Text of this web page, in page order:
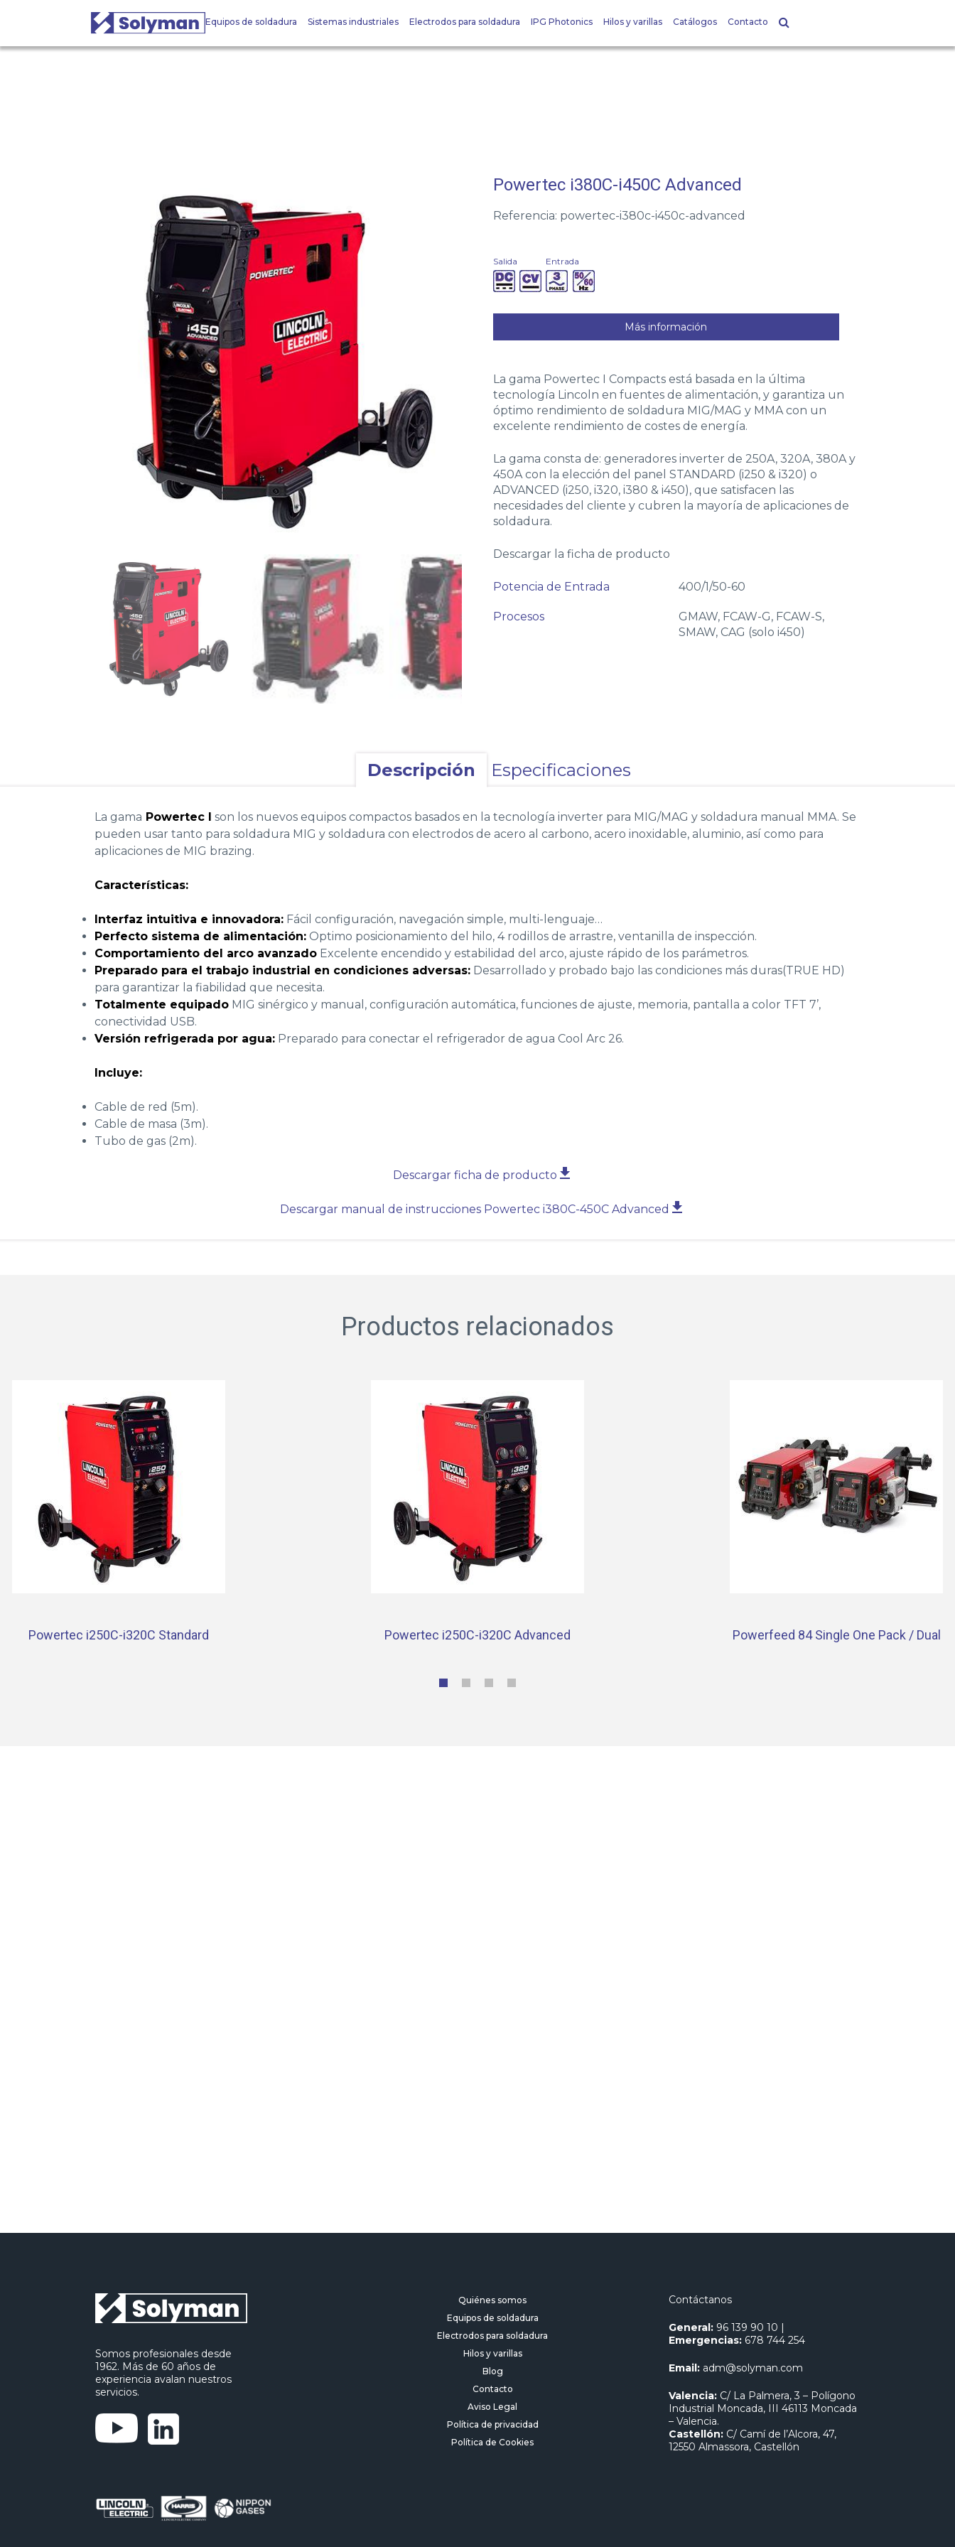
Equipos de soldadura Sistemas industriales Electrodos para soldadura IPG Photonics Hilos y varillas Catálogos Contacto
Referencia: powertec-i380c-i450c-advanced
Salida Entrada
La gama Powertec I Compacts está basada en la última
tecnología Lincoln en fuentes de alimentación, y garantiza un
óptimo rendimiento de soldadura MIG/MAG y MMA con un
excelente rendimiento de costes de energía.
La gama consta de: generadores inverter de 250A, 320A, 380A y
450A con la elección del panel STANDARD (i250 & i320) o
ADVANCED (i250, i320, i380 & i450), que satisfacen las
necesidades del cliente y cubren la mayoría de aplicaciones de
soldadura.
Descargar la ficha de producto
Potencia de Entrada 400/1/50-60
Procesos
GMAW, FCAW-G, FCAW-S,
SMAW, CAG (solo i450)
Más información
Powertec i380C-i450C Advanced
Descripción Especificaciones
La gama Powertec I
son los nuevos equipos compactos basados en la tecnología inverter para MIG/MAG y soldadura manual MMA. Se
pueden usar tanto para soldadura MIG y soldadura con electrodos de acero al carbono, acero inoxidable, aluminio, así como para
aplicaciones de MIG brazing.
Características:
Interfaz intuitiva e innovadora: Fácil configuración, navegación simple, multi-lenguaje…
Perfecto sistema de alimentación: Optimo posicionamiento del hilo, 4 rodillos de arrastre, ventanilla de inspección.
Comportamiento del arco avanzado Excelente encendido y estabilidad del arco, ajuste rápido de los parámetros.
Preparado para el trabajo industrial en condiciones adversas: Desarrollado y probado bajo las condiciones más duras(TRUE HD)
para garantizar la fiabilidad que necesita.
Totalmente equipado MIG sinérgico y manual, configuración automática, funciones de ajuste, memoria, pantalla a color TFT 7’,
conectividad USB.
Versión refrigerada por agua: Preparado para conectar el refrigerador de agua Cool Arc 26.
Incluye:
Cable de red (5m).
Cable de masa (3m).
Tubo de gas (2m).
Descargar ficha de producto
Descargar manual de instrucciones Powertec i380C-450C Advanced
Productos relacionados
Powertec i250C-i320C Standard Powertec i250C-i320C Advanced Powerfeed 84 Single One Pack / Dual
Somos profesionales desde
1962. Más de 60 años de
experiencia avalan nuestros
servicios.
Quiénes somos
Equipos de soldadura
Electrodos para soldadura
Hilos y varillas
Blog
Contacto
Aviso Legal
Política de privacidad
Política de Cookies
Contáctanos
General: 96 139 90 10 |
Emergencias: 678 744 254
Email: adm@solyman.com
Valencia:C/ La Palmera, 3 – Polígono
Industrial Moncada, III 46113 Moncada
– Valencia.
Castellón:C/ Camí de l’Alcora, 47,
12550 Almassora, Castellón